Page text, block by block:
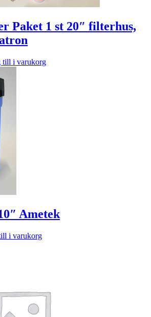
Paket 1 st 20″ filterhus,
till i varukorg
Ametek
i varukorg